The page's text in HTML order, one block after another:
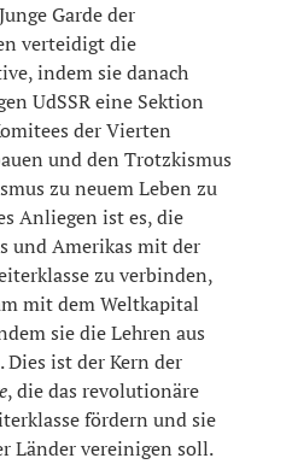
Garde der
verteidigt die
indem sie danach
UdSSR eine Sektion
der Vierten
und den Trotzkismus
zu neuem Leben zu
Anliegen ist es, die
und Amerikas mit der
zu verbinden,
mit dem Weltkapital
sie die Lehren aus
Dies ist der Kern der
, die das revolutionäre
fördern und sie
Länder vereinigen soll.